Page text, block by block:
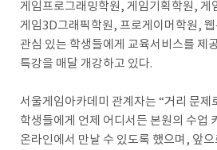
게임프로그래밍학원, 게임기획학원, 게
게임3D그래픽학원, 프로게이머학원,
관심 있는 학생들에게 교육서비스를 제
특강을 매달 개강하고 있다.
서울게임아카데미 관계자는 “거리 문제
학생들에게 언제 어디서든 본원의 수업
온라인에서 만날 수 있도록 했으며, 앞